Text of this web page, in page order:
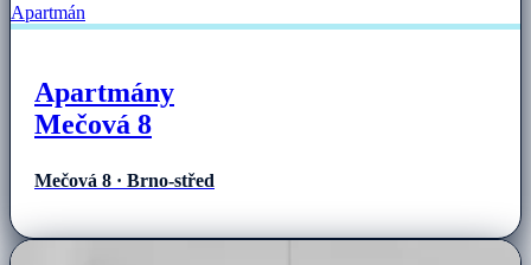
Apartmán
Apartmány
Mečová 8
Mečová 8 · Brno-střed